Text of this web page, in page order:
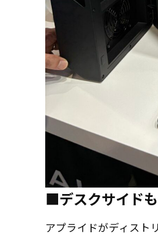
■デスクサイド
アプライドがディスト